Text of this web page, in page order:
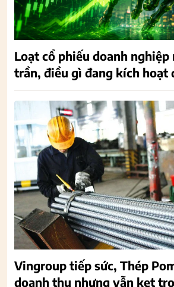
Loạt cổ phiếu doanh nghiệp
trần, điều gì đang kích hoạt
Vingroup tiếp sức, Thép
doanh thu nhưng vẫn kẹt